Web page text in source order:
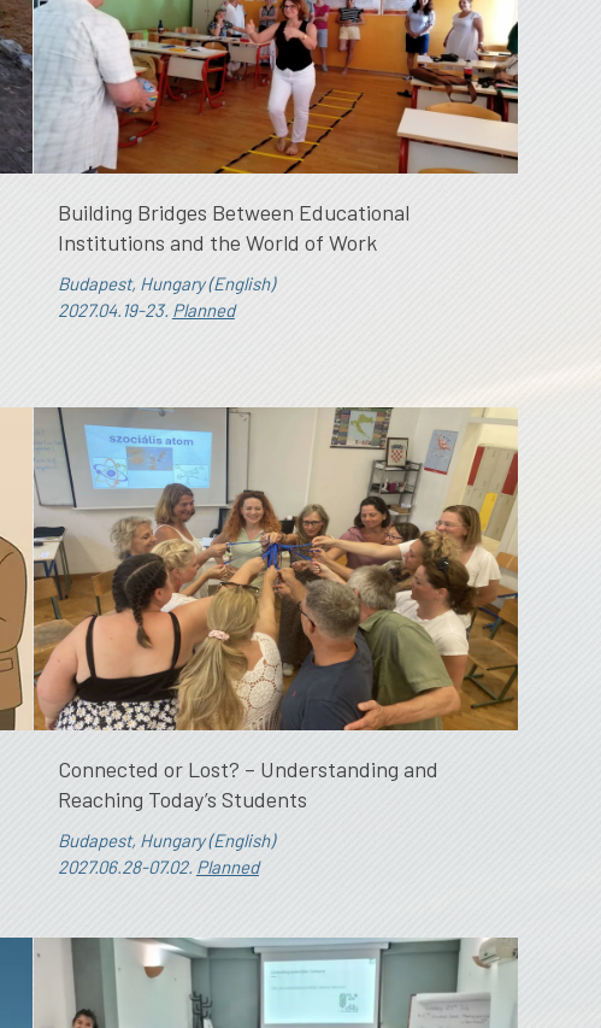
Building Bridges Between Educational
Institutions and the World of Work
Budapest, Hungary (English)
2027.04.19-23. Planned
Connected or Lost? – Understanding and
Reaching Today’s Students
Budapest, Hungary (English)
2027.06.28-07.02. Planned